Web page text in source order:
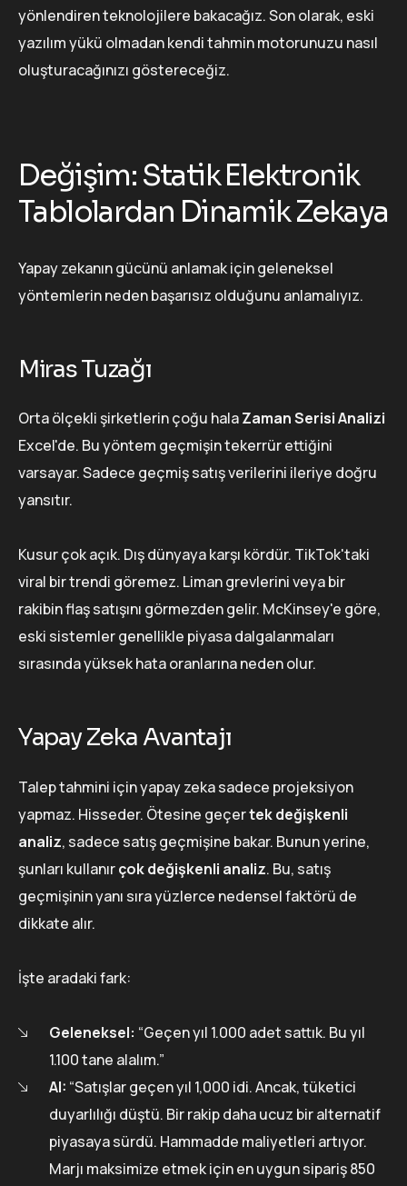
yönlendiren teknolojilere bakacağız. Son olarak, eski
yazılım yükü olmadan kendi tahmin motorunuzu nasıl
oluşturacağınızı göstereceğiz.
Değişim: Statik Elektronik
Tablolardan Dinamik Zekaya
Yapay zekanın gücünü anlamak için geleneksel
yöntemlerin neden başarısız olduğunu anlamalıyız.
Miras Tuzağı
Orta ölçekli şirketlerin çoğu halaZaman Serisi Analizi
Excel'de. Bu yöntem geçmişin tekerrür ettiğini
varsayar. Sadece geçmiş satış verilerini ileriye doğru
yansıtır.
Kusur çok açık. Dış dünyaya karşı kördür. TikTok'taki
viral bir trendi göremez. Liman grevlerini veya bir
rakibin flaş satışını görmezden gelir. McKinsey'e göre,
eski sistemler genellikle piyasa dalgalanmaları
sırasında yüksek hata oranlarına neden olur.
Yapay Zeka Avantajı
Talep tahmini için yapay zeka sadece projeksiyon
yapmaz. Hisseder. Ötesine geçertek değişkenli
analiz, sadece satış geçmişine bakar. Bunun yerine,
şunları kullanırçok değişkenli analiz. Bu, satış
geçmişinin yanı sıra yüzlerce nedensel faktörü de
dikkate alır.
İşte aradaki fark:
Geleneksel: “Geçen yıl 1.000 adet sattık. Bu yıl
1.100 tane alalım.”
AI: “Satışlar geçen yıl 1,000 idi. Ancak, tüketici
duyarlılığı düştü. Bir rakip daha ucuz bir alternatif
piyasaya sürdü. Hammadde maliyetleri artıyor.
Marjı maksimize etmek için en uygun sipariş 850